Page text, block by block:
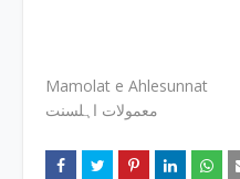
Mamolat e Ahlesunnat
معمولات اہلسنت